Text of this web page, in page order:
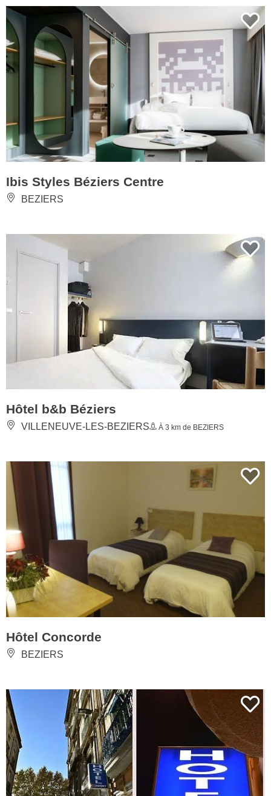
Ibis Styles Béziers Centre
BEZIERS
Hôtel b&b Béziers
VILLENEUVE-LES-BEZIERS À 3 km de BEZIERS
Hôtel Concorde
BEZIERS